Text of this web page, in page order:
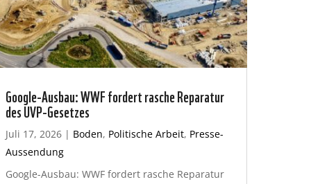
Google-Ausbau: WWF fordert rasche Reparatur
des UVP-Gesetzes
Juli 17, 2026| Boden, Politische Arbeit, Presse-
Aussendung
Google-Ausbau: WWF fordert rasche Reparatur